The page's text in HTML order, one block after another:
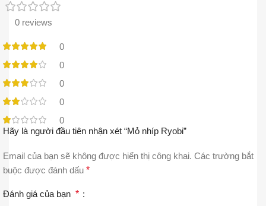
0 reviews
0
0
0
0
0
Hãy là người đầu tiên nhận xét “Mỏ nhíp Ryobi”
Email của bạn sẽ không được hiển thị công khai. Các trường bắt
buộc được đánh dấu *
Đánh giá của bạn *